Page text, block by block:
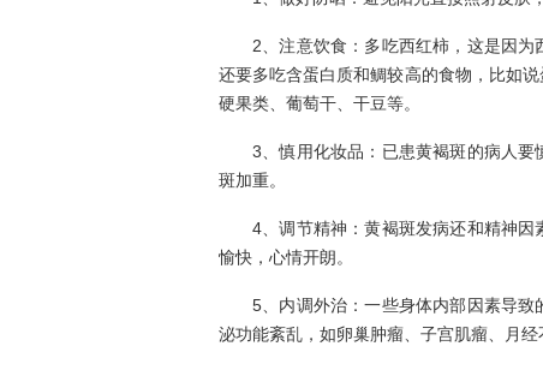
2、注意饮食：多吃西红柿，这是因为
还要多吃含蛋白质和鲷较高的食物，比如
硬果类、葡萄干、干豆等。
3、慎用化妆品：已患黄褐斑的病人
斑加重。
4、调节精神：黄褐斑发病还和精神
愉快，心情开朗。
5、内调外治：一些身体内部因素导
泌功能紊乱，如卵巢肿瘤、子宫肌瘤、月经